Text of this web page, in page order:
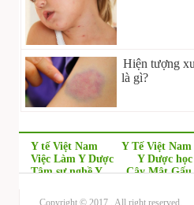
Hiện tượng
là gì?
Y tế Việt Nam Y Tế Việt Nam
Việc Làm Y Dược
Y Dược
Tâm sự nghề Y
Cây Mật Gấu